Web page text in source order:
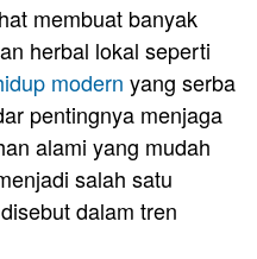
membuat banyak
herbal lokal seperti
modern yang serba
pentingnya menjaga
alami yang mudah
salah satu
dalam tren